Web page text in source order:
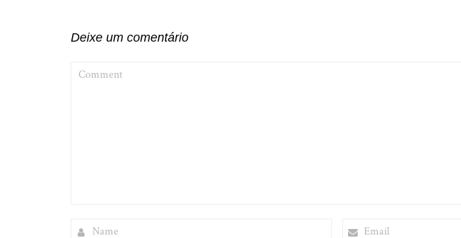
Deixe um comentário